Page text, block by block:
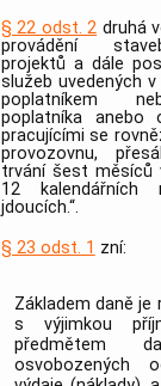
§ 22 odst. 2 druhá
provádění
projektů a dále
služeb uvedených
poplatníkem
poplatníka anebo
pracujícími se
provozovnu,
trvání šest měsíců
12
jdoucích.“.
§ 23 odst. 1 zní:
Základem daně je
s výjimkou
předmětem
osvobozených